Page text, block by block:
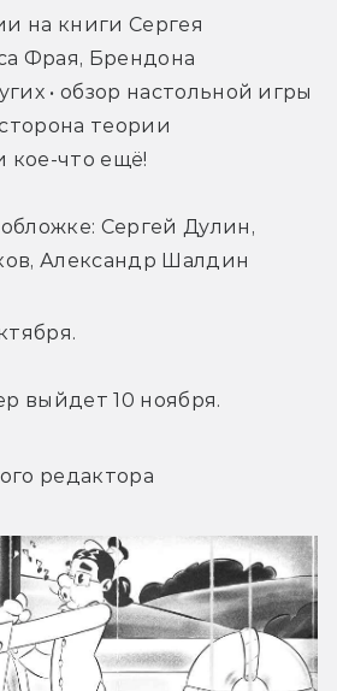
на книги Сергея
Фрая, Брендона
• обзор настольной игры
теории
кое-что ещё!
Сергей Дулин,
Александр Шалдин
выйдет 10 ноября.
редактора